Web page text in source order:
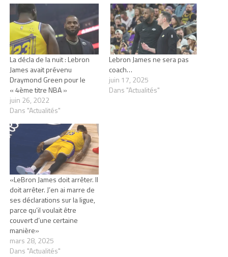
La décla de la nuit : Lebron
James avait prévenu
Draymond Green pour le
« 4ème titre NBA »
juin 26, 2022
Dans "Actualités"
Lebron James ne sera pas
coach…
juin 17, 2025
Dans "Actualités"
«LeBron James doit arrêter. Il
doit arrêter. J’en ai marre de
ses déclarations sur la ligue,
parce qu’il voulait être
couvert d’une certaine
manière»
mars 28, 2025
Dans "Actualités"